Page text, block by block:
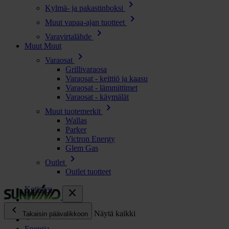
Kylmä- ja pakastinboksi chevron_right
Muut vapaa-ajan tuotteet chevron_right
Varavirtalähde chevron_right
Muut Muut
Varaosat
chevron_right
Grillivaraosa
Varaosat - keittiö ja kaasu
Varaosat - lämmittimet
Varaosat - käymälät
Muut tuotemerkit
chevron_right
Wallas
Parker
Victron Energy
Glem Gas
Outlet
chevron_right
Outlet tuotteet
close
chevron_left
Takaisin päävalikkoon Näytä kaikki
Kotisivu